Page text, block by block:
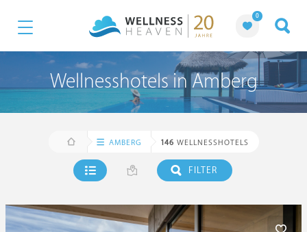
0
Wellnesshotels in Amberg
AMBERG 146 WELLNESSHOTELS
FILTER